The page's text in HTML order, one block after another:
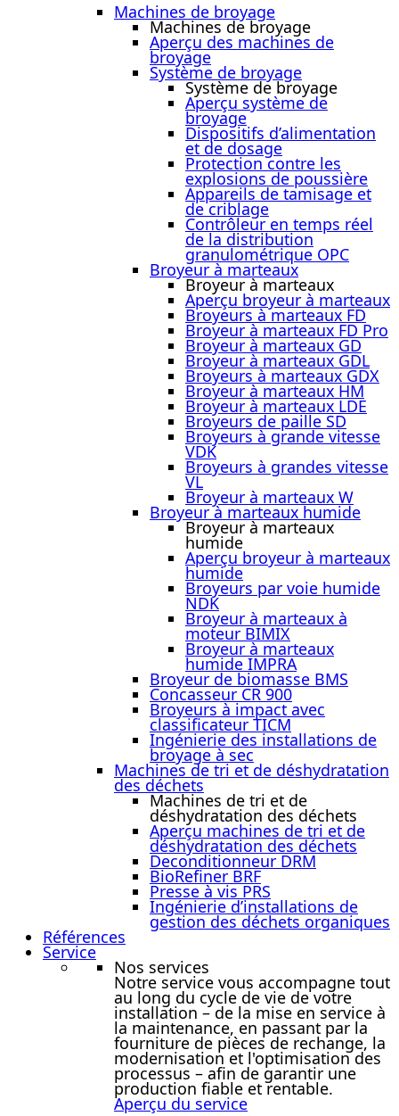
Machines de broyage
Machines de broyage
Aperçu des machines de
broyage
Système de broyage
Système de broyage
Aperçu système de
broyage
Dispositifs d’alimentation
et de dosage
Protection contre les
explosions de poussière
Appareils de tamisage et
de criblage
Contrôleur en temps réel
de la distribution
granulométrique OPC
Broyeur à marteaux
Broyeur à marteaux
Aperçu broyeur à marteaux
Broyeurs à marteaux FD
Broyeur à marteaux FD Pro
Broyeur à marteaux GD
Broyeur à marteaux GDL
Broyeurs à marteaux GDX
Broyeur à marteaux HM
Broyeur à marteaux LDE
Broyeurs de paille SD
Broyeurs à grande vitesse
VDK
Broyeurs à grandes vitesse
VL
Broyeur à marteaux W
Broyeur à marteaux humide
Broyeur à marteaux
humide
Aperçu broyeur à marteaux
humide
Broyeurs par voie humide
NDK
Broyeur à marteaux à
moteur BIMIX
Broyeur à marteaux
humide IMPRA
Broyeur de biomasse BMS
Concasseur CR 900
Broyeurs à impact avec
classificateur TICM
Ingénierie des installations de
broyage à sec
Machines de tri et de déshydratation
des déchets
Machines de tri et de
déshydratation des déchets
Aperçu machines de tri et de
déshydratation des déchets
Deconditionneur DRM
BioRefiner BRF
Presse à vis PRS
Ingénierie d’installations de
gestion des déchets organiques
Références
Service
Nos services
Notre service vous accompagne tout
au long du cycle de vie de votre
installation – de la mise en service à
la maintenance, en passant par la
fourniture de pièces de rechange, la
modernisation et l'optimisation des
processus – afin de garantir une
production fiable et rentable.
Aperçu du service